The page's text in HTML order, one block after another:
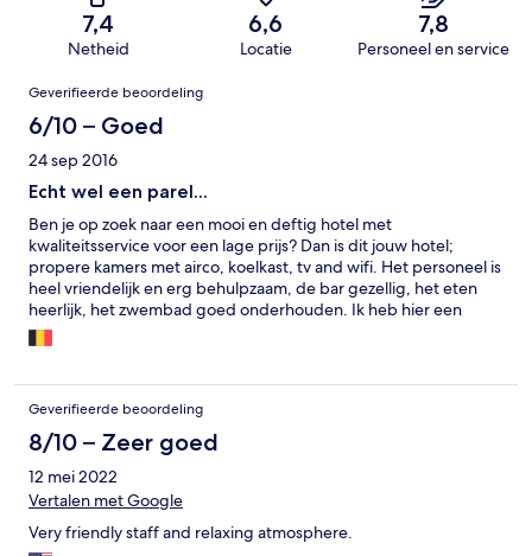
7,4
Netheid
6,6
Locatie
7,8
Personeel en service
Beoordelingen
Geverifieerde beoordeling
6/10 – Goed
24 sep 2016
Echt wel een parel...
Ben je op zoek naar een mooi en deftig hotel met
kwaliteitsservice voor een lage prijs? Dan is dit jouw hotel;
propere kamers met airco, koelkast, tv and wifi. Het personeel is
heel vriendelijk en erg behulpzaam, de bar gezellig, het eten
heerlijk, het zwembad goed onderhouden. Ik heb hier een
superleuke tijd gehad en deze plek zou dan ook een 5-sterren
beoordeling hebben gekregen ware het niet door ene Marc.
Geverifieerde beoordeling
8/10 – Zeer goed
12 mei 2022
Vertalen met Google
Very friendly staff and relaxing atmosphere.